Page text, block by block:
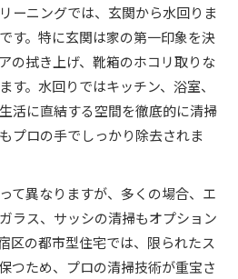
ーニングでは、玄関から水回りま
す。特に玄関は家の第一印象を決
の拭き上げ、靴箱のホコリ取りな
す。水回りではキッチン、浴室、
活に直結する空間を徹底的に清掃
プロの手でしっかり除去されま
て異なりますが、多くの場合、エ
ラス、サッシの清掃もオプション
区の都市型住宅では、限られたス
つため、プロの清掃技術が重宝さ